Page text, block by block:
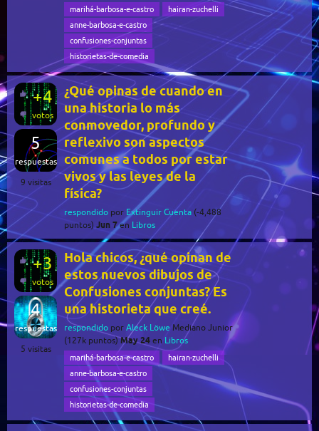
marihá-barbosa-e-castro
hairan-zuchelli
anne-barbosa-e-castro
confusiones-conjuntas
historietas-de-comedia
+4
votos
5
respuestas
9 visitas
¿Qué opinas de cuando en
una historia lo más
conmovedor, profundo y
reflexivo son aspectos
comunes a todos por estar
vivos y las leyes de la
física?
respondido por Extinguir Cuenta (-4,488
puntos) Jun 7 en Libros
+3
votos
4
respuestas
5 visitas
Hola chicos, ¿qué opinan de
estos nuevos dibujos de
Confusiones conjuntas? Es
una historieta que creé.
respondido por Aleck Löwe Mediano Junior
(127k puntos) May 24 en Libros
marihá-barbosa-e-castro
hairan-zuchelli
anne-barbosa-e-castro
confusiones-conjuntas
historietas-de-comedia